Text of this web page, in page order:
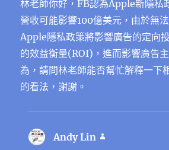
林老師你好，FB認為Apple新隱私
營收可能影響100億美元，由於無
Apple隱私政策將影響廣告的定向
的效益衡量(ROI)，進而影響廣告
為，請問林老師能否幫忙解釋一下
的看法，謝謝。
Andy Lin